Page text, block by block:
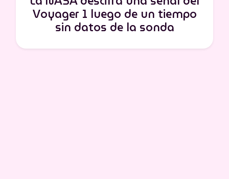
Voyager 1 luego de un tiempo
sin datos de la sonda